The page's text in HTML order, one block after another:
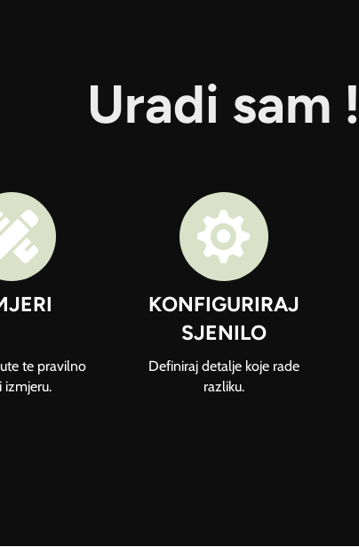
Uradi sam !
te pravilno
izmjeru.

KONFIGURIRAJ
SJENILO
Definiraj detalje koje rade
razliku.